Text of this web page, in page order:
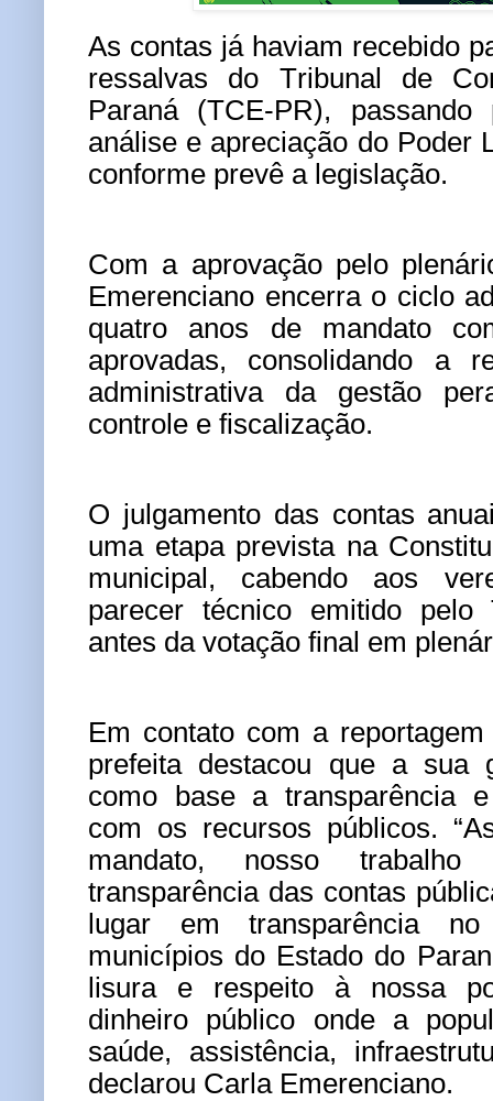
As contas já haviam recebido
ressalvas do Tribunal de
Paraná (TCE-PR), passando
análise e apreciação do Poder
conforme prevê a legislação.
Com a aprovação pelo
Emerenciano encerra o ciclo
quatro anos de mandato
aprovadas, consolidando a
administrativa da gestão
controle e fiscalização.
O julgamento das contas
uma etapa prevista na
municipal, cabendo aos
parecer técnico emitido pelo
antes da votação final em
Em contato com a
prefeita destacou que a sua
como base a transparência
com os recursos públicos.
mandato, nosso
transparência das contas
lugar em transparência
municípios do Estado do
lisura e respeito à nossa
dinheiro público onde a
saúde, assistência,
declarou Carla Emerenciano.